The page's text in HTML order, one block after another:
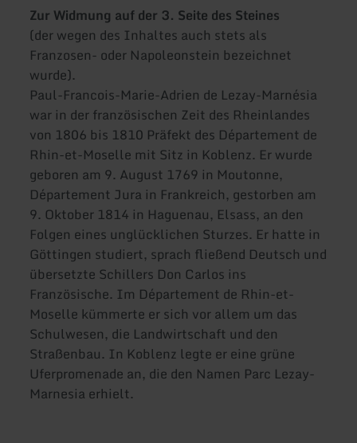
Zur Widmung auf der 3. Seite des Steines
(der wegen des Inhaltes auch stets als
Franzosen- oder Napoleonstein bezeichnet
wurde).
Paul-Francois-Marie-Adrien de Lezay-Marnésia
war in der französischen Zeit des Rheinlandes
von 1806 bis 1810 Präfekt des Département de
Rhin-et-Moselle mit Sitz in Koblenz. Er wurde
geboren am 9. August 1769 in Moutonne,
Département Jura in Frankreich, gestorben am
9. Oktober 1814 in Haguenau, Elsass, an den
Folgen eines unglücklichen Sturzes. Er hatte in
Göttingen studiert, sprach fließend Deutsch und
übersetzte Schillers Don Carlos ins
Französische. Im Département de Rhin-et-
Moselle kümmerte er sich vor allem um das
Schulwesen, die Landwirtschaft und den
Straßenbau. In Koblenz legte er eine grüne
Uferpromenade an, die den Namen Parc Lezay-
Marnesia erhielt.